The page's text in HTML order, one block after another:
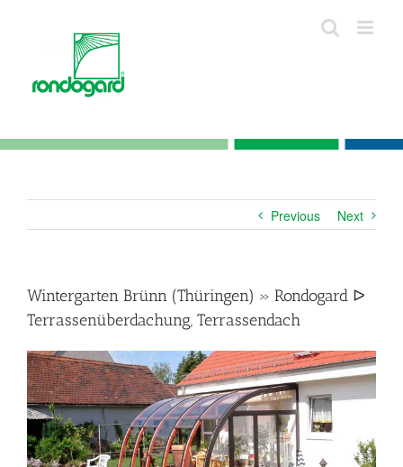
Previous Next
Wintergarten Brünn (Thüringen) » Rondogard ᐅ
Terrassenüberdachung, Terrassendach